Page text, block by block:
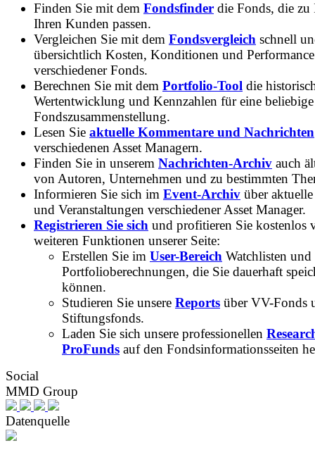
Finden Sie mit dem Fondsfinder die Fonds, die zu
Ihren Kunden passen.
Vergleichen Sie mit dem Fondsvergleich schnell
übersichtlich Kosten, Konditionen und Performance
verschiedener Fonds.
Berechnen Sie mit dem Portfolio-Tool die
Wertentwicklung und Kennzahlen für eine beliebige
Fondszusammenstellung.
Lesen Sie aktuelle Kommentare und Nachrichten
verschiedenen Asset Managern.
Finden Sie in unserem Nachrichten-Archiv auch
von Autoren, Unternehmen und zu bestimmten
Informieren Sie sich im Event-Archiv über
und Veranstaltungen verschiedener Asset Manager.
Registrieren Sie sich und profitieren Sie kostenlos
weiteren Funktionen unserer Seite:
Erstellen Sie im User-Bereich Watchlisten und
Portfolioberechnungen, die Sie dauerhaft
können.
Studieren Sie unsere Reports über VV-Fonds
Stiftungsfonds.
Laden Sie sich unsere professionellen
ProFunds auf den Fondsinformationsseiten
Social
MMD Group
Datenquelle